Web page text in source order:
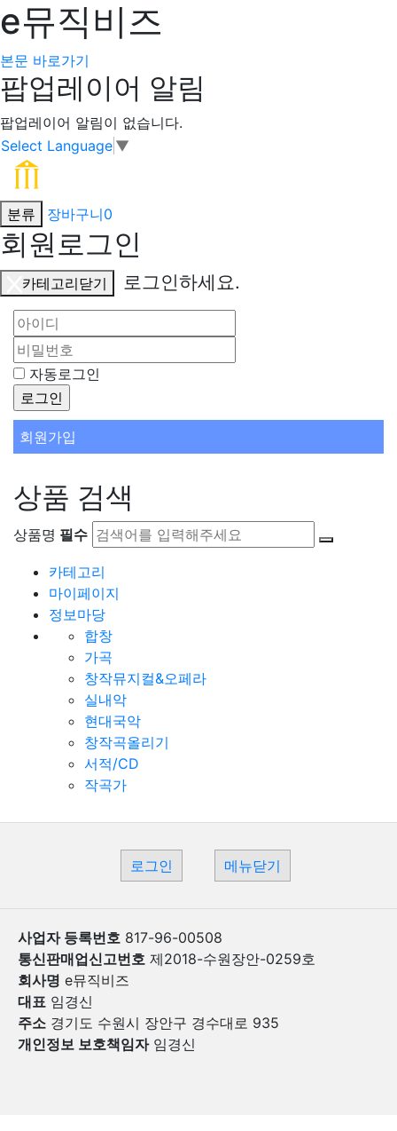
e뮤직비즈
본문 바로가기
팝업레이어 알림
팝업레이어 알림이 없습니다.
Select Language ▼
분류 장바구니0
회원로그인
카테고리닫기 로그인하세요.
자동로그인
회원가입
상품 검색
상품명 필수
카테고리
마이페이지
정보마당
합창
가곡
창작뮤지컬&오페라
실내악
현대국악
창작곡올리기
서적/CD
작곡가
로그인 메뉴닫기
사업자 등록번호 817-96-00508
통신판매업신고번호 제2018-수원장안-0259호
회사명 e뮤직비즈
대표 임경신
주소 경기도 수원시 장안구 경수대로 935
개인정보 보호책임자임경신